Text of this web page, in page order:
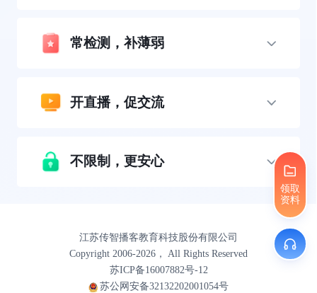
领取
资料
常检测，补薄弱
开直播，促交流
不限制，更安心
江苏传智播客教育科技股份有限公司
Copyright 2006-2026， All Rights Reserved
苏ICP备16007882号-12
苏公网安备32132202001054号